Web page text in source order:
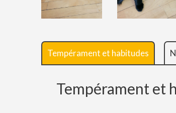
Tempérament et habitudes
Tempérament et